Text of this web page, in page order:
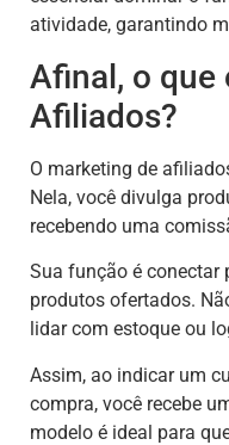
atividade, garantindo
Afinal, o que
Afiliados?
O marketing de
Nela, você divulga
recebendo uma
Sua função é conectar
produtos ofertados.
lidar com estoque ou
Assim, ao indicar um
compra, você recebe
modelo é ideal para